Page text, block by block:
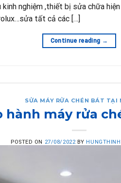
nghiệm ,thiết bị sửa chữa
tất cả các […]
Continue reading →
SỬA MÁY RỬA CHÉN BÁT TẠI
máy rửa
POSTED ON 27/08/2022 BY